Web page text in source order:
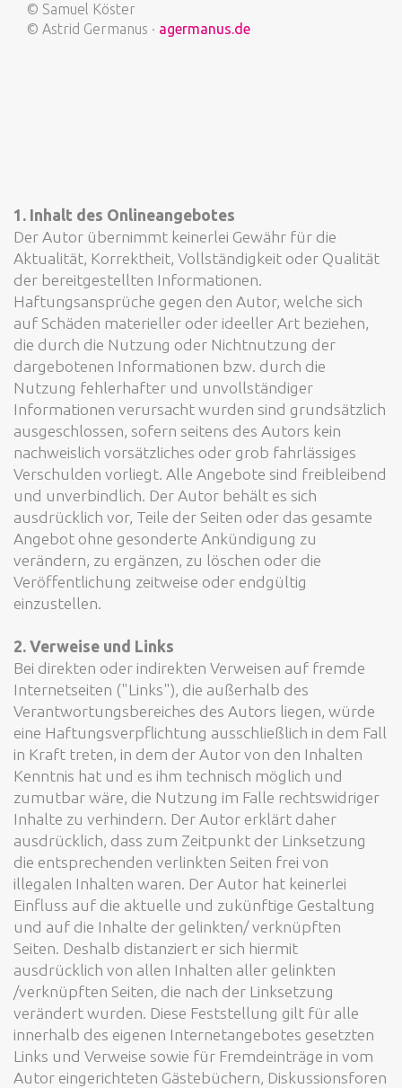
© Samuel Köster
© Astrid Germanus · agermanus.de
1. Inhalt des Onlineangebotes
Der Autor übernimmt keinerlei Gewähr für die
Aktualität, Korrektheit, Vollständigkeit oder Qualität
der bereitgestellten Informationen.
Haftungsansprüche gegen den Autor, welche sich
auf Schäden materieller oder ideeller Art beziehen,
die durch die Nutzung oder Nichtnutzung der
dargebotenen Informationen bzw. durch die
Nutzung fehlerhafter und unvollständiger
Informationen verursacht wurden sind grundsätzlich
ausgeschlossen, sofern seitens des Autors kein
nachweislich vorsätzliches oder grob fahrlässiges
Verschulden vorliegt. Alle Angebote sind freibleibend
und unverbindlich. Der Autor behält es sich
ausdrücklich vor, Teile der Seiten oder das gesamte
Angebot ohne gesonderte Ankündigung zu
verändern, zu ergänzen, zu löschen oder die
Veröffentlichung zeitweise oder endgültig
einzustellen.
2. Verweise und Links
Bei direkten oder indirekten Verweisen auf fremde
Internetseiten ("Links"), die außerhalb des
Verantwortungsbereiches des Autors liegen, würde
eine Haftungsverpflichtung ausschließlich in dem Fall
in Kraft treten, in dem der Autor von den Inhalten
Kenntnis hat und es ihm technisch möglich und
zumutbar wäre, die Nutzung im Falle rechtswidriger
Inhalte zu verhindern. Der Autor erklärt daher
ausdrücklich, dass zum Zeitpunkt der Linksetzung
die entsprechenden verlinkten Seiten frei von
illegalen Inhalten waren. Der Autor hat keinerlei
Einfluss auf die aktuelle und zukünftige Gestaltung
und auf die Inhalte der gelinkten/ verknüpften
Seiten. Deshalb distanziert er sich hiermit
ausdrücklich von allen Inhalten aller gelinkten
/verknüpften Seiten, die nach der Linksetzung
verändert wurden. Diese Feststellung gilt für alle
innerhalb des eigenen Internetangebotes gesetzten
Links und Verweise sowie für Fremdeinträge in vom
Autor eingerichteten Gästebüchern, Diskussionsforen